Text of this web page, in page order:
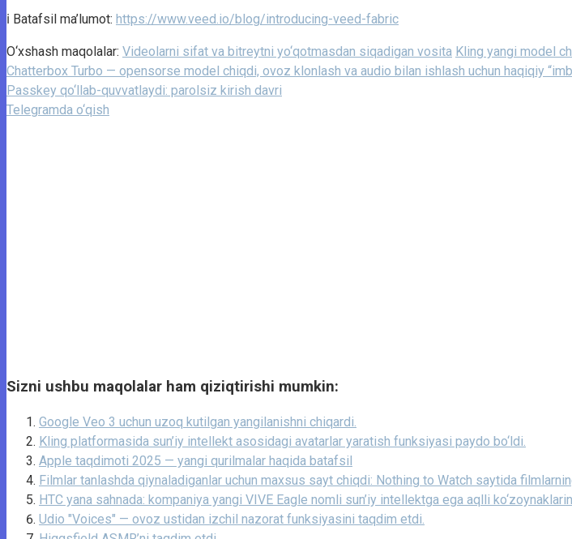
ℹ️ Batafsil ma’lumot: https://www.veed.io/blog/introducing-veed-fabric
O‘xshash maqolalar: Videolarni sifat va bitreytni yo‘qotmasdan siqadigan vosita Kling yangi model
Chatterbox Turbo — opensorse model chiqdi, ovoz klonlash va audio bilan ishlash uchun haqiqiy
Passkey qo‘llab-quvvatlaydi: parolsiz kirish davri
Telegramda o‘qish
Sizni ushbu maqolalar ham qiziqtirishi mumkin:
Google Veo 3 uchun uzoq kutilgan yangilanishni chiqardi.
Kling platformasida sun’iy intellekt asosidagi avatarlar yaratish funksiyasi paydo bo‘ldi.
Apple taqdimoti 2025 — yangi qurilmalar haqida batafsil
Filmlar tanlashda qiynaladiganlar uchun maxsus sayt chiqdi: Nothing to Watch saytida
HTC yana sahnada: kompaniya yangi VIVE Eagle nomli sun’iy intellektga ega aqlli
Udio "Voices" — ovoz ustidan izchil nazorat funksiyasini taqdim etdi.